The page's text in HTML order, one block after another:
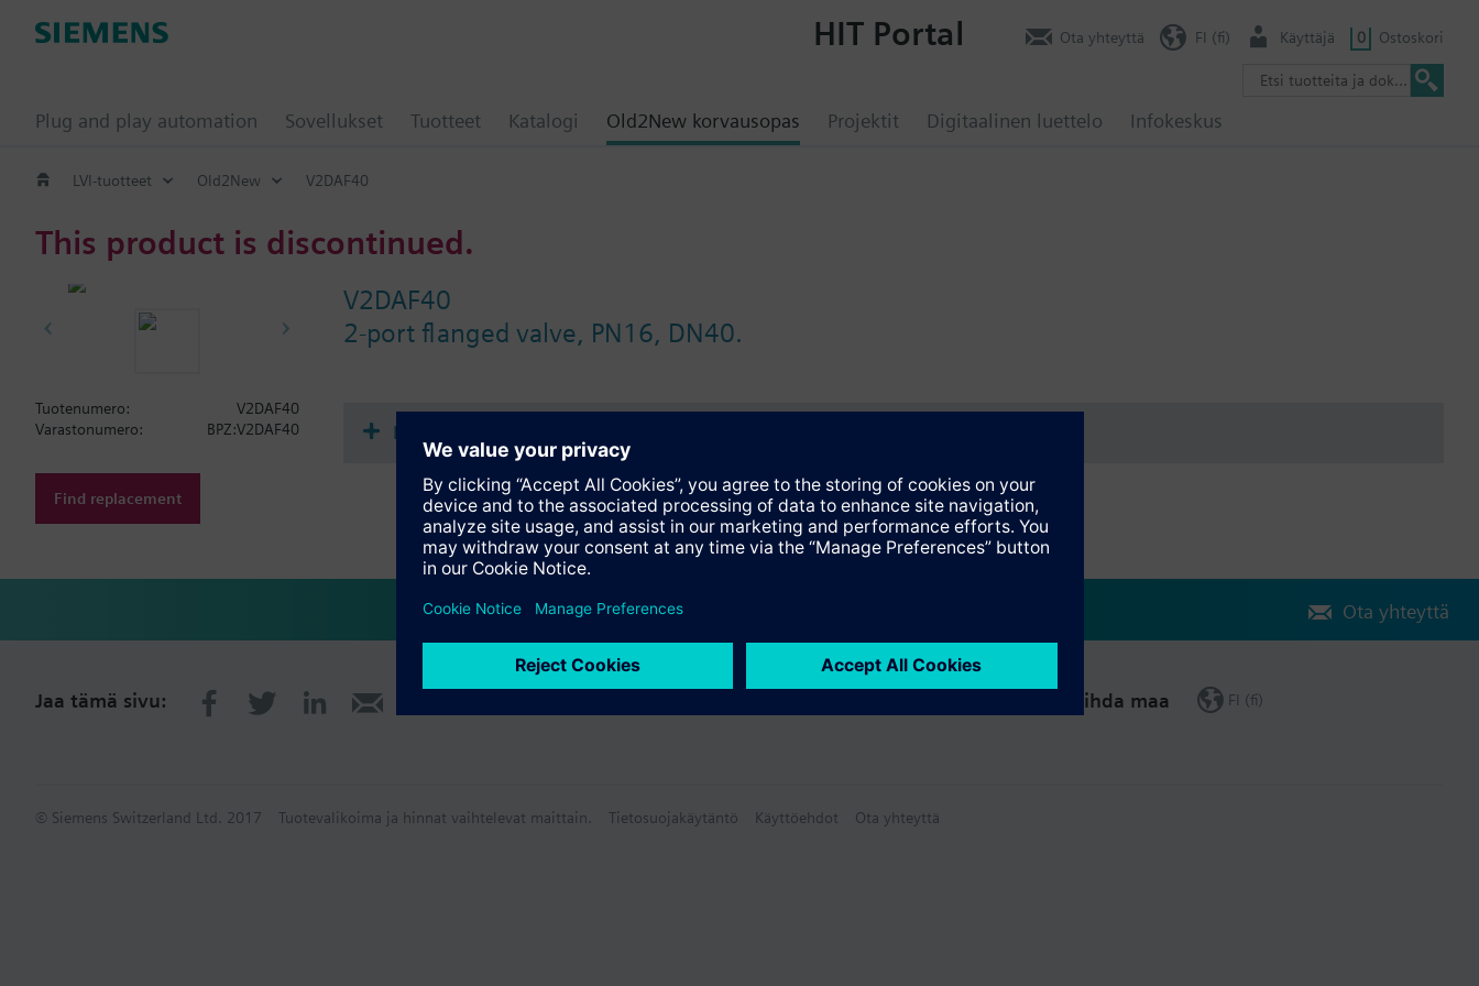
Plug and play automation Sovellukset Tuotteet Katalogi Old2New korvausopas Projektit Digitaalinen luettelo Infokeskus
HIT Portal Ota yhteyttä FI (fi) Käyttäjä 0 Ostoskori
LVI-tuotteet Old2New V2DAF40
This product is discontinued.
V2DAF40
2-port flanged valve, PN16, DN40.
Tuotenumero:
V2DAF40
Varastonumero:
BPZ:V2DAF40
Find replacement
Dokumentaatio
Ota yhteyttä
Jaa tämä sivu: Vaihda maa FI (fi)
© Siemens Switzerland Ltd. 2017 Tuotevalikoima ja hinnat vaihtelevat maittain. Tietosuojakäytäntö Käyttöehdot Ota yhteyttä